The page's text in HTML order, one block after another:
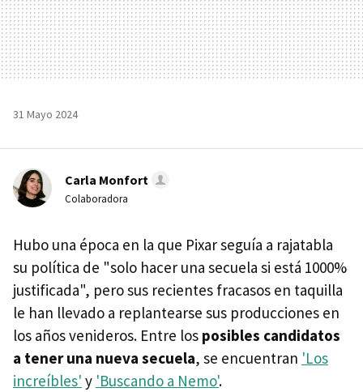
31 Mayo 2024
Carla Monfort
Colaboradora
Hubo una época en la que Pixar seguía a rajatabla
su política de "solo hacer una secuela si está 1000%
justificada", pero sus recientes fracasos en taquilla
le han llevado a replantearse sus producciones en
los años venideros. Entre los posibles candidatos
a tener una nueva secuela, se encuentran 'Los
increíbles' y 'Buscando a Nemo'.